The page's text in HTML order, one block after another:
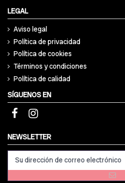
LEGAL
Aviso legal
Política de privacidad
Política de cookies
Términos y condiciones
Política de calidad
SÍGUENOS EN
NEWSLETTER